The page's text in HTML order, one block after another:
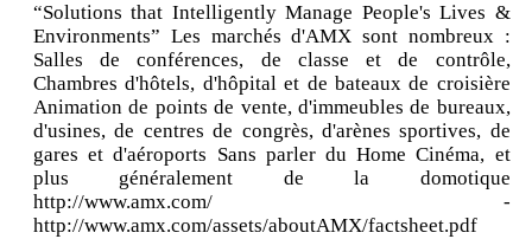
“Solutions that Intelligently Manage People's Lives &
Environments” Les marchés d'AMX sont nombreux :
Salles de conférences, de classe et de contrôle,
Chambres d'hôtels, d'hôpital et de bateaux de croisière
Animation de points de vente, d'immeubles de bureaux,
d'usines, de centres de congrès, d'arènes sportives, de
gares et d'aéroports Sans parler du Home Cinéma, et
plus généralement de la domotique
http://www.amx.com/ -
http://www.amx.com/assets/aboutAMX/factsheet.pdf